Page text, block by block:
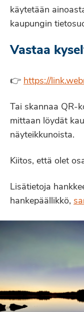
käytetään
kaupungin
Vastaa
👉 https://
Tai skannaa QR-
mittaan löydät
näyteikkunoista.
Kiitos, että olet
Lisätietoja
hankepäällikkö,